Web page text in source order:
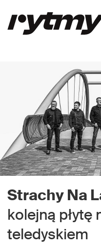
Strachy Na
kolejną płytę
teledyskiem